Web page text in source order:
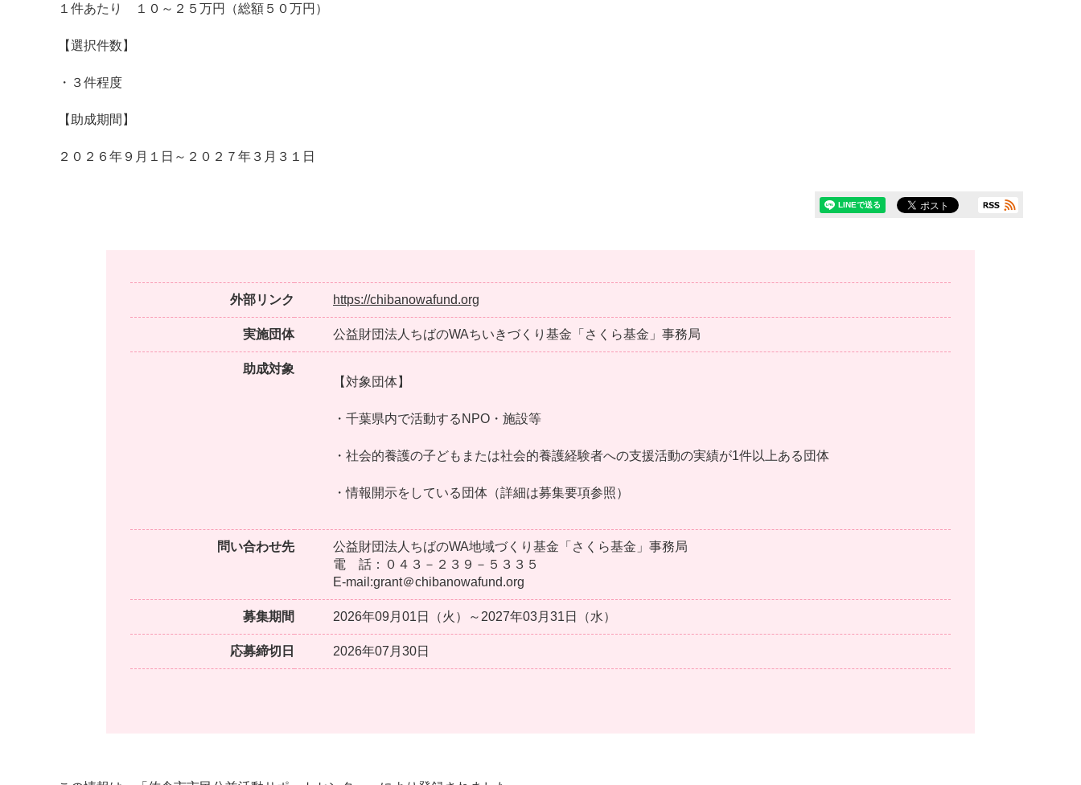
１件あたり １０～２５万円（総額５０万円）
【選択件数】
・３件程度
【助成期間】
２０２６年９月１日～２０２７年３月３１日
外部リンク https://chibanowafund.org
実施団体 公益財団法人ちばのWAちいきづくり基金「さくら基金」事務局
助成対象
【対象団体】
・千葉県内で活動するNPO・施設等
・社会的養護の子どもまたは社会的養護経験者への支援活動の実績が1件以上ある団体
・情報開示をしている団体（詳細は募集要項参照）
問い合わせ先
公益財団法人ちばのWA地域づくり基金「さくら基金」事務局
電 話：０４３－２３９－５３３５
E-mail:grant＠chibanowafund.org
募集期間 2026年09月01日（火）～2027年03月31日（水）
応募締切日 2026年07月30日